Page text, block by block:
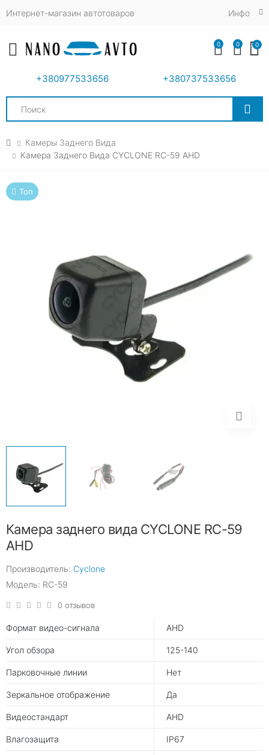
Интернет-магазин автотоваров Инфо
Toggle mobile menu
+380977533656 +380737533656
Search
0 0 0
Камеры Заднего Вида
Камера Заднего Вида CYCLONE RC-59 AHD
Топ
Камера заднего вида CYCLONE RC-59
AHD
Производитель: Cyclone
Модель: RC-59
0 отзывов
Формат видео-сигнала AHD
Угол обзора 125-140
Парковочные линии Нет
Зеркальное отображение Да
Видеостандарт AHD
Влагозащита IP67